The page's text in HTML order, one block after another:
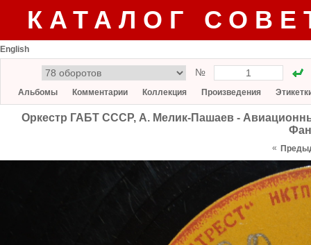
КАТАЛОГ
English
№
Альбомы Комментарии Коллекция Произведения
Оркестр ГАБТ СССР, А. Мелик-Пашаев -
«